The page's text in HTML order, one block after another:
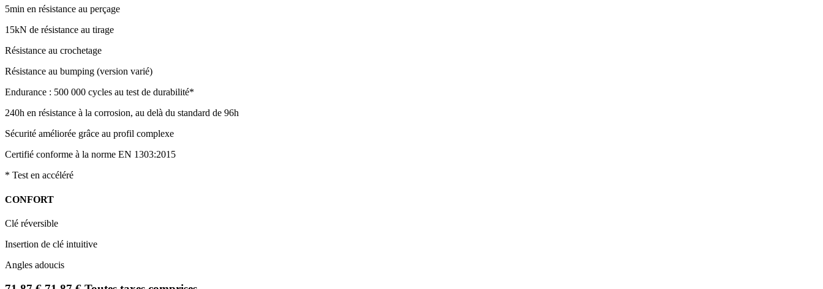
5min en résistance au perçage
15kN de résistance au tirage
Résistance au crochetage
Résistance au bumping (version varié)
Endurance : 500 000 cycles au test de durabilité*
240h en résistance à la corrosion, au delà du standard de 96h
Sécurité améliorée grâce au profil complexe
Certifié conforme à la norme EN 1303:2015
* Test en accéléré
CONFORT
Clé réversible
Insertion de clé intuitive
Angles adoucis